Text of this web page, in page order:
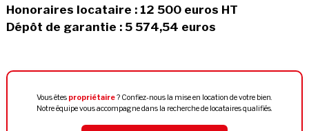
Honoraires locataire : 12 500 euros HT
Dépôt de garantie : 5 574,54 euros
Vous êtes propriétaire? Confiez-nous la mise en location de votre bien.
Notre équipe vous accompagne dans la recherche de locataires qualifiés.